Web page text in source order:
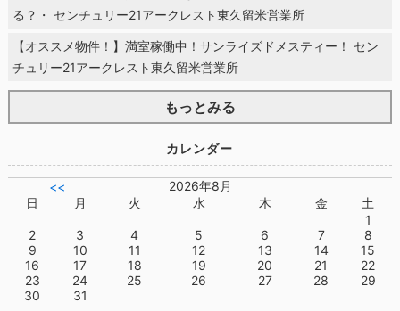
る？・ センチュリー21アークレスト東久留米営業所
【オススメ物件！】満室稼働中！サンライズドメスティー！ セン
チュリー21アークレスト東久留米営業所
もっとみる
カレンダー
<<
2026年8月
日
月 火 水 木 金
土
1
2
3 4 5 6 7
8
9
10 11 12 13 14
15
16
17 18 19 20 21
22
23
24 25 26 27 28
29
30
31